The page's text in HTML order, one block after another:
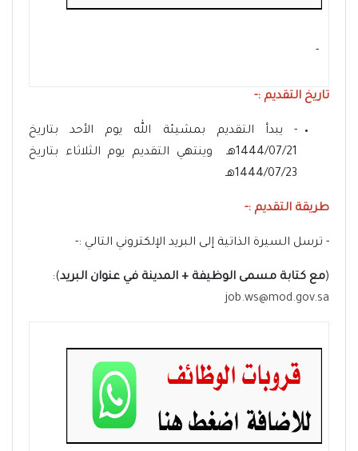
- ‏
تاريخ التقديم :-
- يبدأ التقديم بمشيئة الله يوم الأحد بتاريخ
1444/07/21هـ وينتهي التقديم يوم الثلاثاء بتاريخ
1444/07/23هـ
طريقة التقديم :-
- ترسل السيرة الذاتية إلى البريد الإلكتروني التالي :-
(مع كتابة مسمى الوظيفة + المدينة في عنوان البريد):
job.ws@mod.gov.sa